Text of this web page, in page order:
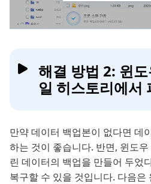
해결 방법 2: 윈
일 히스토리에서
만약 데이터 백업본이 없다면 데
하는 것이 좋습니다. 반면, 윈도
린 데이터의 백업을 만들어 두었
복구할 수 있을 것입니다. 다음은